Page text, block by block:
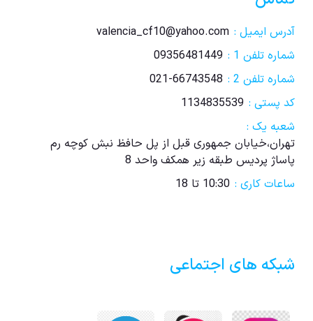
آدرس ایمیل : valencia_cf10@yahoo.com
شماره تلفن 1 :
09356481449
شماره تلفن 2 :
021-66743548
کد پستی : 1134835539
شعبه یک :
تهران،خیابان جمهوری قبل از پل حافظ نبش کوچه رم
پاساژ پردیس طبقه زیر همکف واحد 8
ساعات کاری : 10:30 تا 18
شبکه های اجتماعی